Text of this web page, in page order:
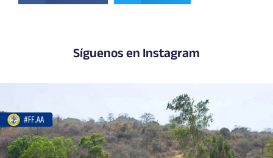
Síguenos en Instagram